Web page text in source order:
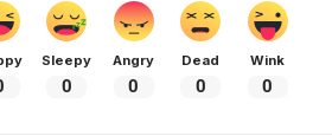
Sleepy
0
Angry
0
Dead
0
Wink
0